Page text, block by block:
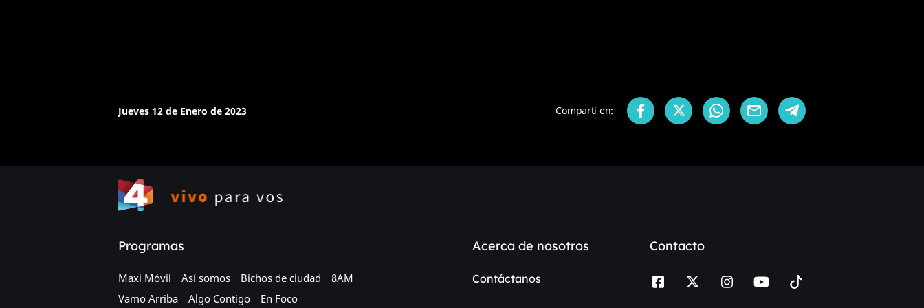
Jueves 12 de Enero de 2023 Compartí en:
Programas
Maxi Móvil Así somos Bichos de ciudad
8AM
Vamo Arriba
Algo Contigo En Foco
Acerca de nosotros
Contáctanos
Contacto